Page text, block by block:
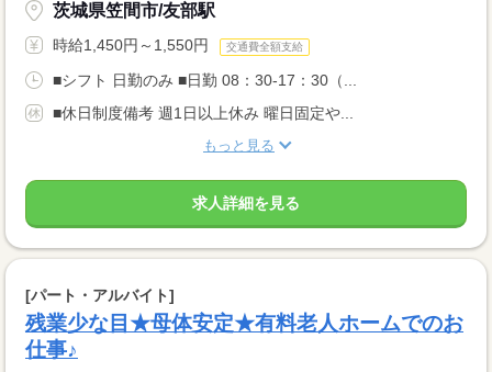
茨城県笠間市/友部駅
時給1,450円～1,550円 交通費全額支給
■シフト 日勤のみ ■日勤 08：30-17：30（...
■休日制度備考 週1日以上休み 曜日固定や...
もっと見る
求人詳細を見る
[パート・アルバイト]
残業少な目★母体安定★有料老人ホームでのお
仕事♪